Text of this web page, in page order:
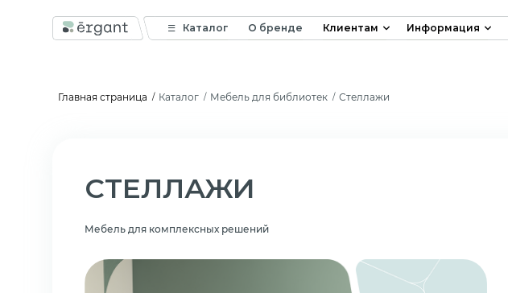
Каталог О бренде Клиентам Информация
Главная страница Каталог Мебель для библиотек Стеллажи
СТЕЛЛАЖИ
Мебель для комплексных решений